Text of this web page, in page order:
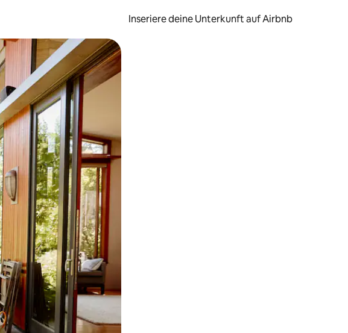
Inseriere deine Unterkunft auf Airbnb
Ergebnisse durch Berühren oder Wischgesten.